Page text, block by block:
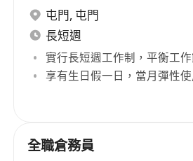
屯門, 屯門
長短週
實行長短週工作制，平衡工
享有生日假一日，當月彈性使
全職倉務員